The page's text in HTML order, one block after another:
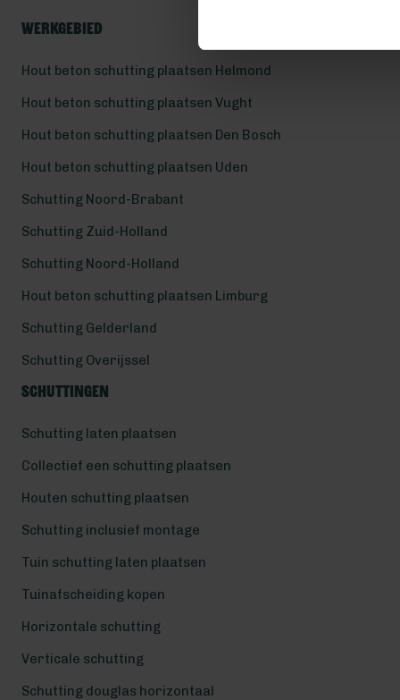
Werkgebied
Hout beton schutting plaatsen Helmond
Hout beton schutting plaatsen Vught
Hout beton schutting plaatsen Den Bosch
Hout beton schutting plaatsen Uden
Schutting Noord-Brabant
Schutting Zuid-Holland
Schutting Noord-Holland
Hout beton schutting plaatsen Limburg
Schutting Gelderland
Schutting Overijssel
Schuttingen
Schutting laten plaatsen
Collectief een schutting plaatsen
Houten schutting plaatsen
Schutting inclusief montage
Tuin schutting laten plaatsen
Tuinafscheiding kopen
Horizontale schutting
Verticale schutting
Schutting douglas horizontaal